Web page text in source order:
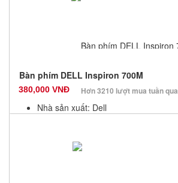
Bàn phím DELL Inspiron 700M
380,000 VNĐ Hơn 3210 lượt mua tuần qua
Nhà sản xuất: Dell
Số lượng: 10